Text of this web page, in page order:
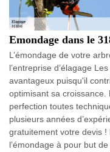
Emondage dans le
L’émondage de votre
l’entreprise d’élagage
avantageux puisqu'il
optimisant sa
perfection toutes
plusieurs années
gratuitement votre devis
l’émondage à pour but